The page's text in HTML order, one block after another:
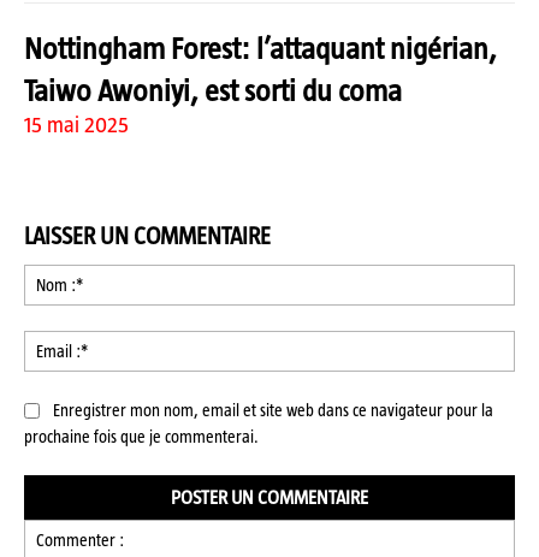
Nottingham Forest: l’attaquant nigérian,
Taiwo Awoniyi, est sorti du coma
15 mai 2025
LAISSER UN COMMENTAIRE
Enregistrer mon nom, email et site web dans ce navigateur pour la
prochaine fois que je commenterai.